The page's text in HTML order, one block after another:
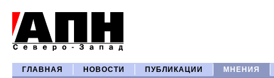
ГЛАВНАЯ НОВОСТИ ПУБЛИКАЦИИ МНЕНИЯ